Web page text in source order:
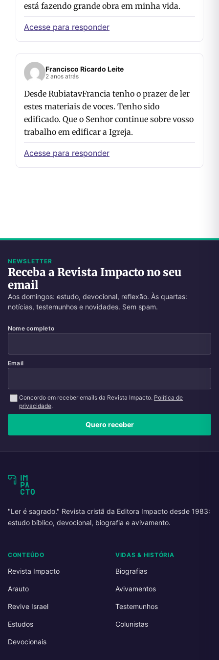
está fazendo grande obra em minha vida.
Acesse para responder
Francisco Ricardo Leite
2 anos atrás
Desde RubiatavFrancia tenho o prazer de ler
estes materiais de voces. Tenho sido
edificado. Que o Senhor continue sobre vosso
trabalho em edificar a Igreja.
Acesse para responder
NEWSLETTER
Receba a Revista Impacto no seu
email
Aos domingos: estudo, devocional, reflexão. Às quartas:
notícias, testemunhos e novidades. Sem spam.
Nome completo
Email
Concordo em receber emails da Revista Impacto. Política de
privacidade.
Quero receber
"Ler é sagrado." Revista cristã da Editora Impacto desde 1983:
estudo bíblico, devocional, biografia e avivamento.
CONTEÚDO
Revista Impacto
Arauto
Revive Israel
Estudos
Devocionais
VIDAS & HISTÓRIA
Biografias
Avivamentos
Testemunhos
Colunistas